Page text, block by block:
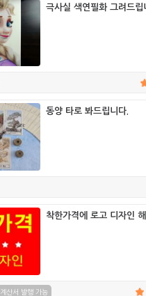
극사실 색연필화 그려드
동양 타로 봐드립니다.
착한가격에 로고 디자인
계산서 발행 가능